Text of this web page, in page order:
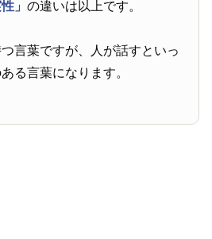
性」の違いは以上です。
言葉ですが、人が話すといっ
る言葉になります。